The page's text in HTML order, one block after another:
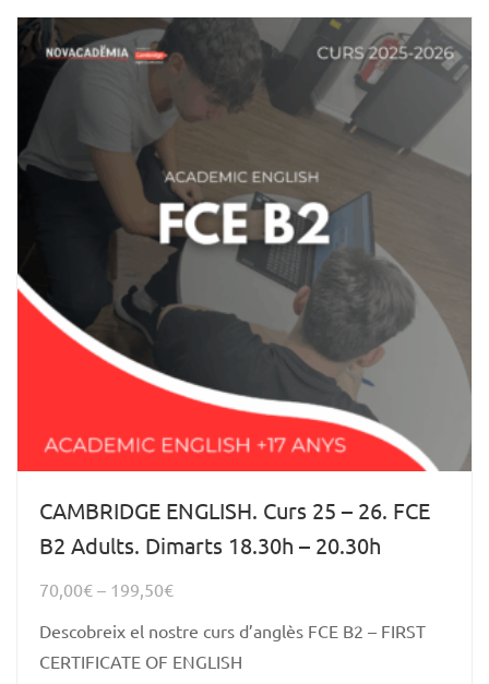
CAMBRIDGE ENGLISH. Curs 25 – 26. FCE
B2 Adults. Dimarts 18.30h – 20.30h
70,00€ – 199,50€
Descobreix el nostre curs d’anglès FCE B2 – FIRST
CERTIFICATE OF ENGLISH